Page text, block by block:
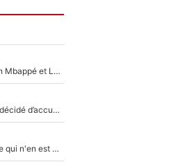
La Liga sur beIN SPORTS, c’est terminé : Kylian Mbappé et Lamine Yamal changent de chaîne, «le moment était venu d'ouvrir un nouveau chapitre»
Avant l’annonce de sa première liste, Zidane a décidé d’accueillir une nouvelle tête en équipe de France
Mercato - Analyse : Real-Vinicius Jr, la surprise qui n'en est pas une...